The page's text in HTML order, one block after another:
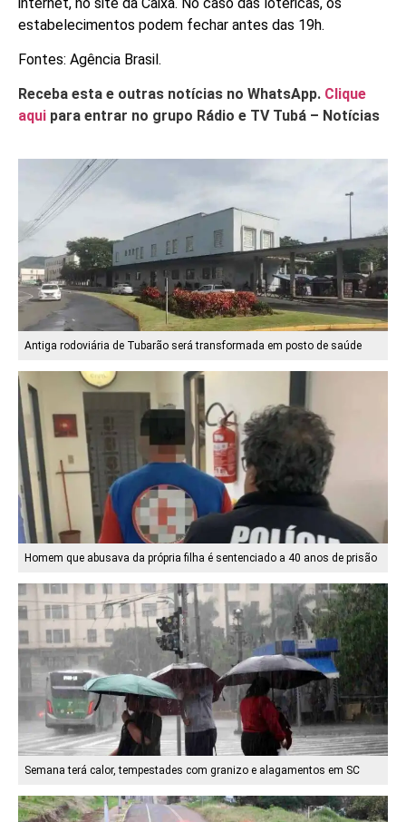
estabelecimentos podem fechar antes das 19h.
Fontes: Agência Brasil.
Receba esta e outras notícias no WhatsApp. Clique
aqui para entrar no grupo Rádio e TV Tubá – Notícias
Antiga rodoviária de Tubarão será transformada em posto de saúde
Homem que abusava da própria filha é sentenciado a 40 anos de prisão
Semana terá calor, tempestades com granizo e alagamentos em SC